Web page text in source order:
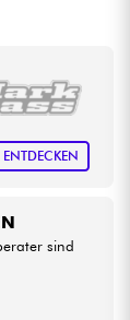
ENTDECKEN
sind